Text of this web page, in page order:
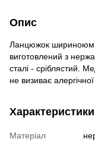
Опис
Ланцюжок шириноюм
виготовлений з
сталі - сріблястий.
не визиває алергічної
Характеристики
Матеріал